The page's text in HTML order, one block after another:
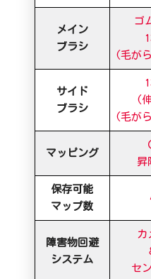
メイン
ブラシ
ゴ
(毛が
サイド
ブラシ
(
(毛が
マッピング
昇
保存可能
マップ数
障害物回避
システム
カ
セ